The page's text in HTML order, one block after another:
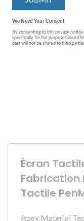
Écran
Fabrication
Tactile
Apex Material